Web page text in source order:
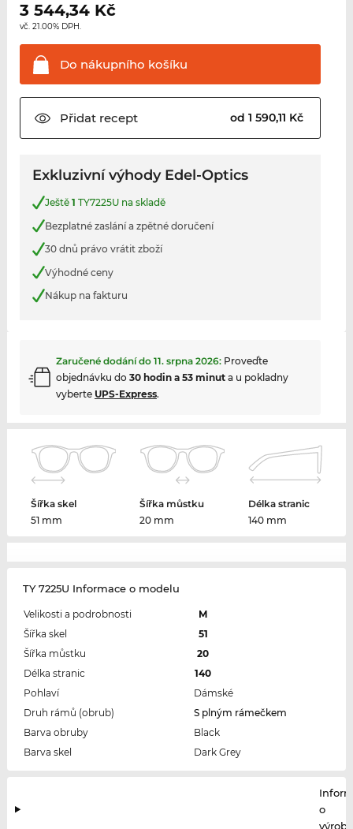
3 544,34Kč
vč. 21.00% DPH.
Do nákupního košíku
Přidatrecept od 1 590,11 Kč
Exkluzivní výhody Edel-Optics
Ještě 1 TY7225U na skladě
Bezplatné zaslání a zpětné doručení
30 dnů právo vrátit zboží
Výhodné ceny
Nákup na fakturu
Zaručené dodání do 11. srpna 2026: Proveďte
objednávku do 30 hodin a 53 minuta u pokladny
vyberte UPS-Express.
Šířka skel
51 mm
Šířka můstku
20 mm
Délka stranic
140 mm
TY 7225U Informace o modelu
Velikosti a podrobnosti
M
Šířka skel
51
Šířka můstku
20
Délka stranic
140
Pohlaví
Dámské
Druh rámů (obrub)
S plným rámečkem
Barva obruby
Black
Barva skel
Dark Grey
o